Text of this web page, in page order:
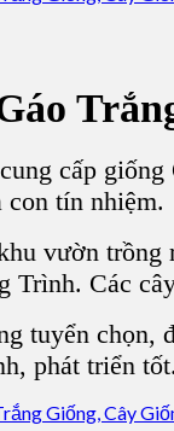
cấp giống
tín nhiệm.
vườn
Các
tuyển
phát triển tốt.